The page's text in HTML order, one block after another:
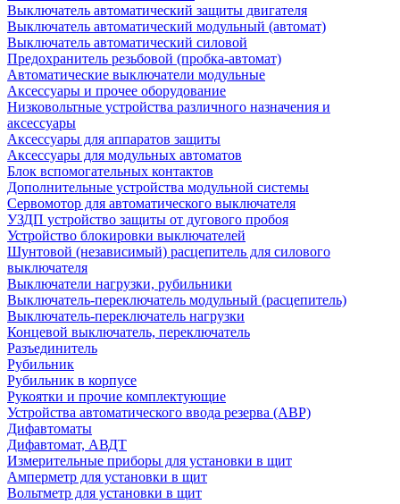
Выключатель автоматический защиты двигателя
Выключатель автоматический модульный (автомат)
Выключатель автоматический силовой
Предохранитель резьбовой (пробка-автомат)
Автоматические выключатели модульные
Аксессуары и прочее оборудование
Низковольтные устройства различного назначения и
аксессуары
Аксессуары для аппаратов защиты
Аксессуары для модульных автоматов
Блок вспомогательных контактов
Дополнительные устройства модульной системы
Сервомотор для автоматического выключателя
УЗДП устройство защиты от дугового пробоя
Устройство блокировки выключателей
Шунтовой (независимый) расцепитель для силового
выключателя
Выключатели нагрузки, рубильники
Выключатель-переключатель модульный (расцепитель)
Выключатель-переключатель нагрузки
Концевой выключатель, переключатель
Разъединитель
Рубильник
Рубильник в корпусе
Рукоятки и прочие комплектующие
Устройства автоматического ввода резерва (АВР)
Дифавтоматы
Дифавтомат, АВДТ
Измерительные приборы для установки в щит
Амперметр для установки в щит
Вольтметр для установки в щит